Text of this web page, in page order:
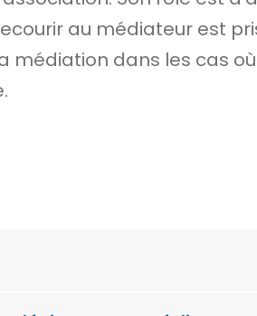
au médiateur est
médiation dans les cas